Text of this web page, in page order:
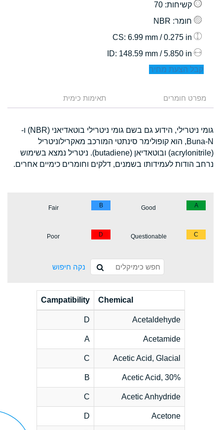
קשיחות: 70
חומר: NBR
: 6.99 mm / 0.275 in
: 148.59 mm / 5.850 in
קבל הצעת מחיר
מפרט חומרים תאימות כימית
גומי ניטרילי, הידוע גם בשם גומי ניטרילי בוטאדיאני (NBR) ו-
Buna-N, הוא קופולימר סינתטי המורכב מאקרילוניטריל
(acrylonitrile) ובוטאדיאן (butadiene). ניטריל נמצא בשימוש
נרחב הודות לעמידותו בשמנים, דלקים וחומרים כימיים אחרים.
A
Good
B
Fair
C
Questionable
D
Poor
נקה חיפוש
Chemical
Campatibility
Acetaldehyde
D
Acetamide
A
Acetic Acid, Glacial
C
Acetic Acid, 30%
B
Acetic Anhydride
C
Acetone
D